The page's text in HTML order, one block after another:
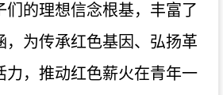
们的理想信念根基，丰富了
，为传承红色基因、弘扬革
力，推动红色薪火在青年一